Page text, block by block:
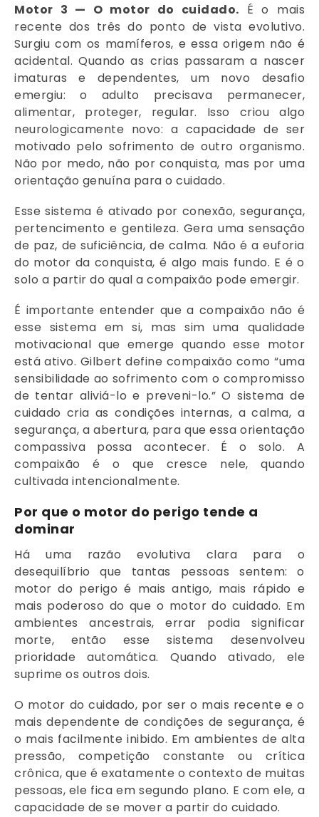
Motor 3 — O motor do cuidado. É o mais
recente dos três do ponto de vista evolutivo.
Surgiu com os mamíferos, e essa origem não é
acidental. Quando as crias passaram a nascer
imaturas e dependentes, um novo desafio
emergiu: o adulto precisava permanecer,
alimentar, proteger, regular. Isso criou algo
neurologicamente novo: a capacidade de ser
motivado pelo sofrimento de outro organismo.
Não por medo, não por conquista, mas por uma
orientação genuína para o cuidado.
Esse sistema é ativado por conexão, segurança,
pertencimento e gentileza. Gera uma sensação
de paz, de suficiência, de calma. Não é a euforia
do motor da conquista, é algo mais fundo. E é o
solo a partir do qual a compaixão pode emergir.
É importante entender que a compaixão não é
esse sistema em si, mas sim uma qualidade
motivacional que emerge quando esse motor
está ativo. Gilbert define compaixão como “uma
sensibilidade ao sofrimento com o compromisso
de tentar aliviá-lo e preveni-lo.” O sistema de
cuidado cria as condições internas, a calma, a
segurança, a abertura, para que essa orientação
compassiva possa acontecer. É o solo. A
compaixão é o que cresce nele, quando
cultivada intencionalmente.
Por que o motor do perigo tende a
dominar
Há uma razão evolutiva clara para o
desequilíbrio que tantas pessoas sentem: o
motor do perigo é mais antigo, mais rápido e
mais poderoso do que o motor do cuidado. Em
ambientes ancestrais, errar podia significar
morte, então esse sistema desenvolveu
prioridade automática. Quando ativado, ele
suprime os outros dois.
O motor do cuidado, por ser o mais recente e o
mais dependente de condições de segurança, é
o mais facilmente inibido. Em ambientes de alta
pressão, competição constante ou crítica
crônica, que é exatamente o contexto de muitas
pessoas, ele fica em segundo plano. E com ele, a
capacidade de se mover a partir do cuidado.